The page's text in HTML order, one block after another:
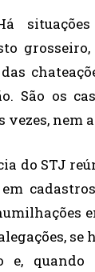
São os
vezes, nem
do STJ
e,